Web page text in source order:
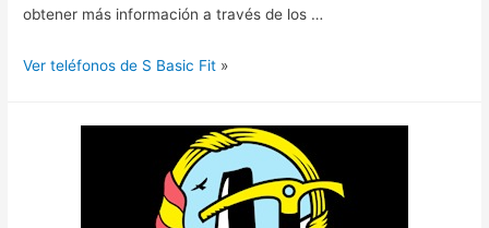
obtener más información a través de los …
Ver teléfonos de S Basic Fit »